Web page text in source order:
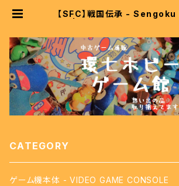
【SFC】戦国伝承 - Sengoku
CATEGORY
ゲーム機本体 - VIDEO GAME CONSOLE